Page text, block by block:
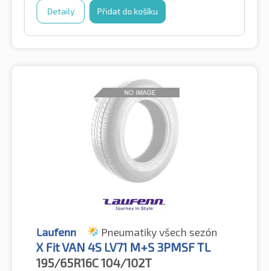
Detaily Přidat do košíku
Laufenn Pneumatiky všech sezón
X Fit VAN 4S LV71 M+S 3PMSF TL
195/65R16C104/102T